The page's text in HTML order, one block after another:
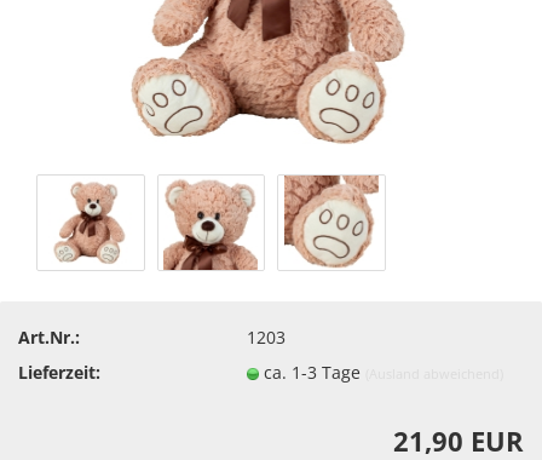
Art.Nr.:
1203
Lieferzeit:
ca. 1-3 Tage
21,90 EUR